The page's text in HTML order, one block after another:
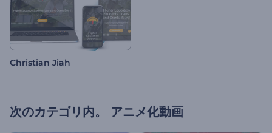
Christian Jiah
次のカテゴリ内。 アニメ化動画